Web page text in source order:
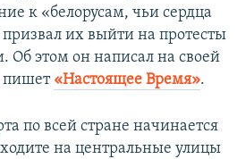
к «белорусам, чьи сердца
их выйти на протесты
Об этом он написал на своей
пишет «Настоящее Время».
по всей стране начинается
на центральные улицы